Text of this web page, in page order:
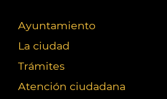
Ayuntamiento
La ciudad
Trámites
Atención ciudadana